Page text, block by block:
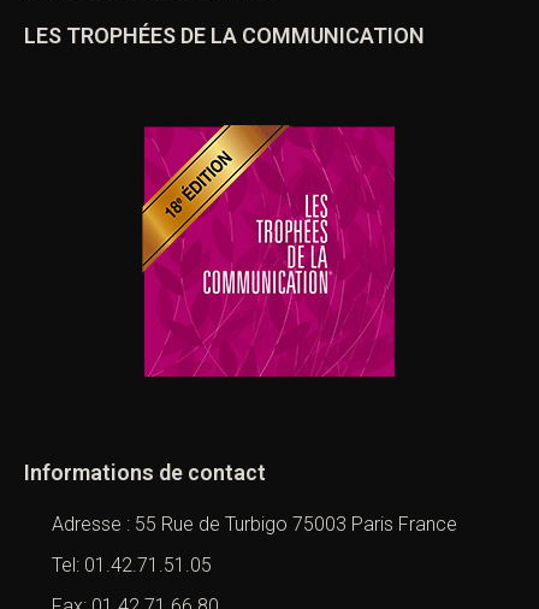
LES TROPHÉES DE LA COMMUNICATION
Informations de contact
Adresse : 55 Rue de Turbigo 75003 Paris France
Tel: 01.42.71.51.05